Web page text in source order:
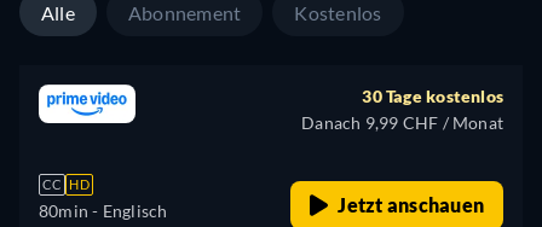
Alle Abonnement Kostenlos
CC HD
80min - Englisch
30 Tage kostenlos
Danach 9,99 CHF / Monat
Jetzt anschauen